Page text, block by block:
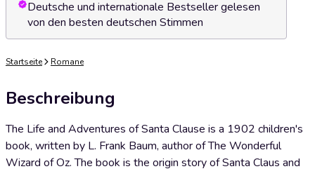
Deutsche und internationale Bestseller gelesen
von den besten deutschen Stimmen
Startseite Romane
Beschreibung
The Life and Adventures of Santa Clause is a 1902 children's
book, written by L. Frank Baum, author of The Wonderful
Wizard of Oz. The book is the origin story of Santa Claus and